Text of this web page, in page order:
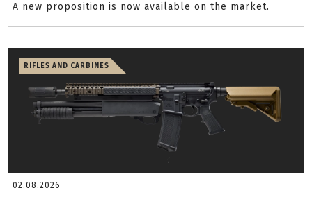
A new proposition is now available on the market.
RIFLES AND CARBINES
02.08.2026